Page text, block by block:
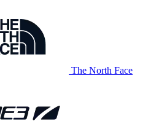
The North Face